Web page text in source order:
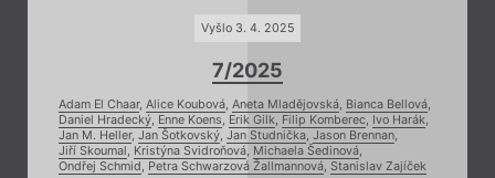
Vyšlo 3. 4. 2025
7/2025
Adam El Chaar, Alice Koubová, Aneta Mladějovská, Bianca Bellová,
Daniel Hradecký, Enne Koens, Erik Gilk, Filip Komberec, Ivo Harák,
Jan M. Heller, Jan Šotkovský, Jan Studnička, Jason Brennan,
Jiří Skoumal , Kristýna Svidroňová, Michaela Šedinová,
Ondřej Schmid , Petra Schwarzová Žallmannová, Stanislav Zajíček